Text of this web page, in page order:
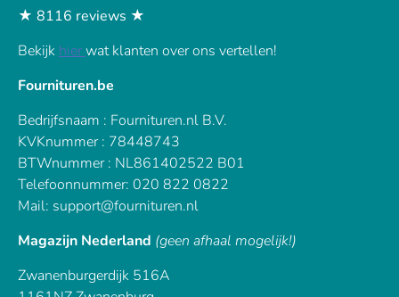
★ 8116 reviews ★
Bekijk hierwat klanten over ons vertellen!
Fournituren.be
Bedrijfsnaam : Fournituren.nl B.V.
KVKnummer : 78448743
BTWnummer : NL861402522 B01
Telefoonnummer: 020 822 0822
Mail: support@fournituren.nl
Magazijn Nederland (geen afhaal mogelijk!)
Zwanenburgerdijk 516A